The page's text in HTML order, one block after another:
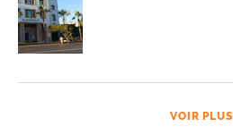
VOIR PLUS